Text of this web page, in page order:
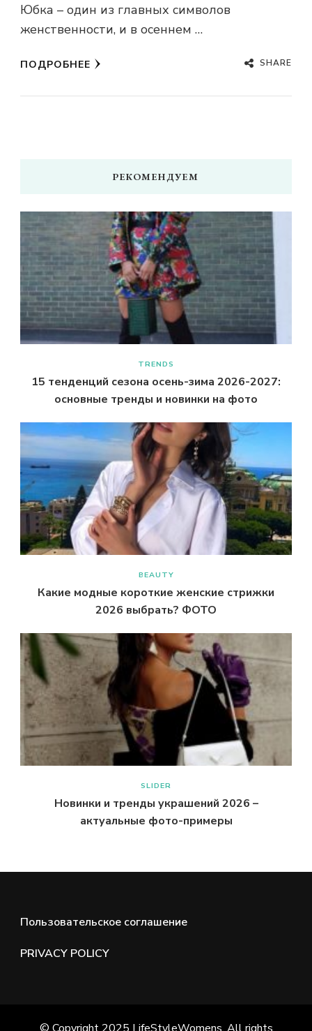
Юбка – один из главных символов
женственности, и в осеннем …
ПОДРОБНЕЕ SHARE
РЕКОМЕНДУЕМ
TRENDS
15 тенденций сезона осень-зима 2026-2027:
основные тренды и новинки на фото
BEAUTY
Какие модные короткие женские стрижки
2026 выбрать? ФОТО
SLIDER
Новинки и тренды украшений 2026 –
актуальные фото-примеры
Пользовательское соглашение
PRIVACY POLICY